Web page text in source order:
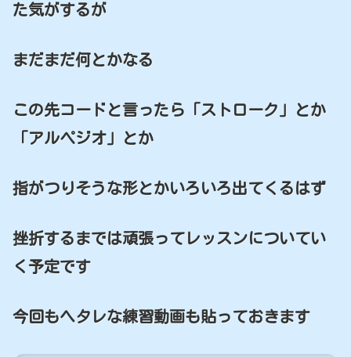
た気がするが
まだまだ何とかなる
この先コードと言ったら「ストローク」とか
「アルペジオ」とか
指がつりそうな形とかいろいろ出てくるはず
挫折するまでは頑張ってレッスンについてい
く予定です
今回もヘタレな練習動画も貼っておきます